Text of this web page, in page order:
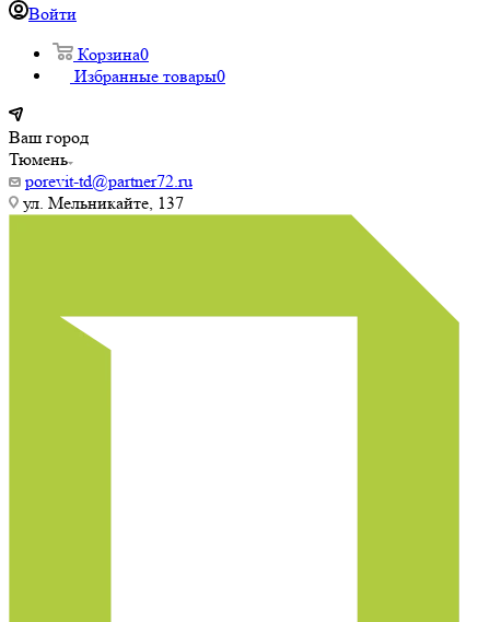
Войти
Корзина0
Избранные товары0
Ваш город
Тюмень
porevit-td@partner72.ru
ул. Мельникайте, 137